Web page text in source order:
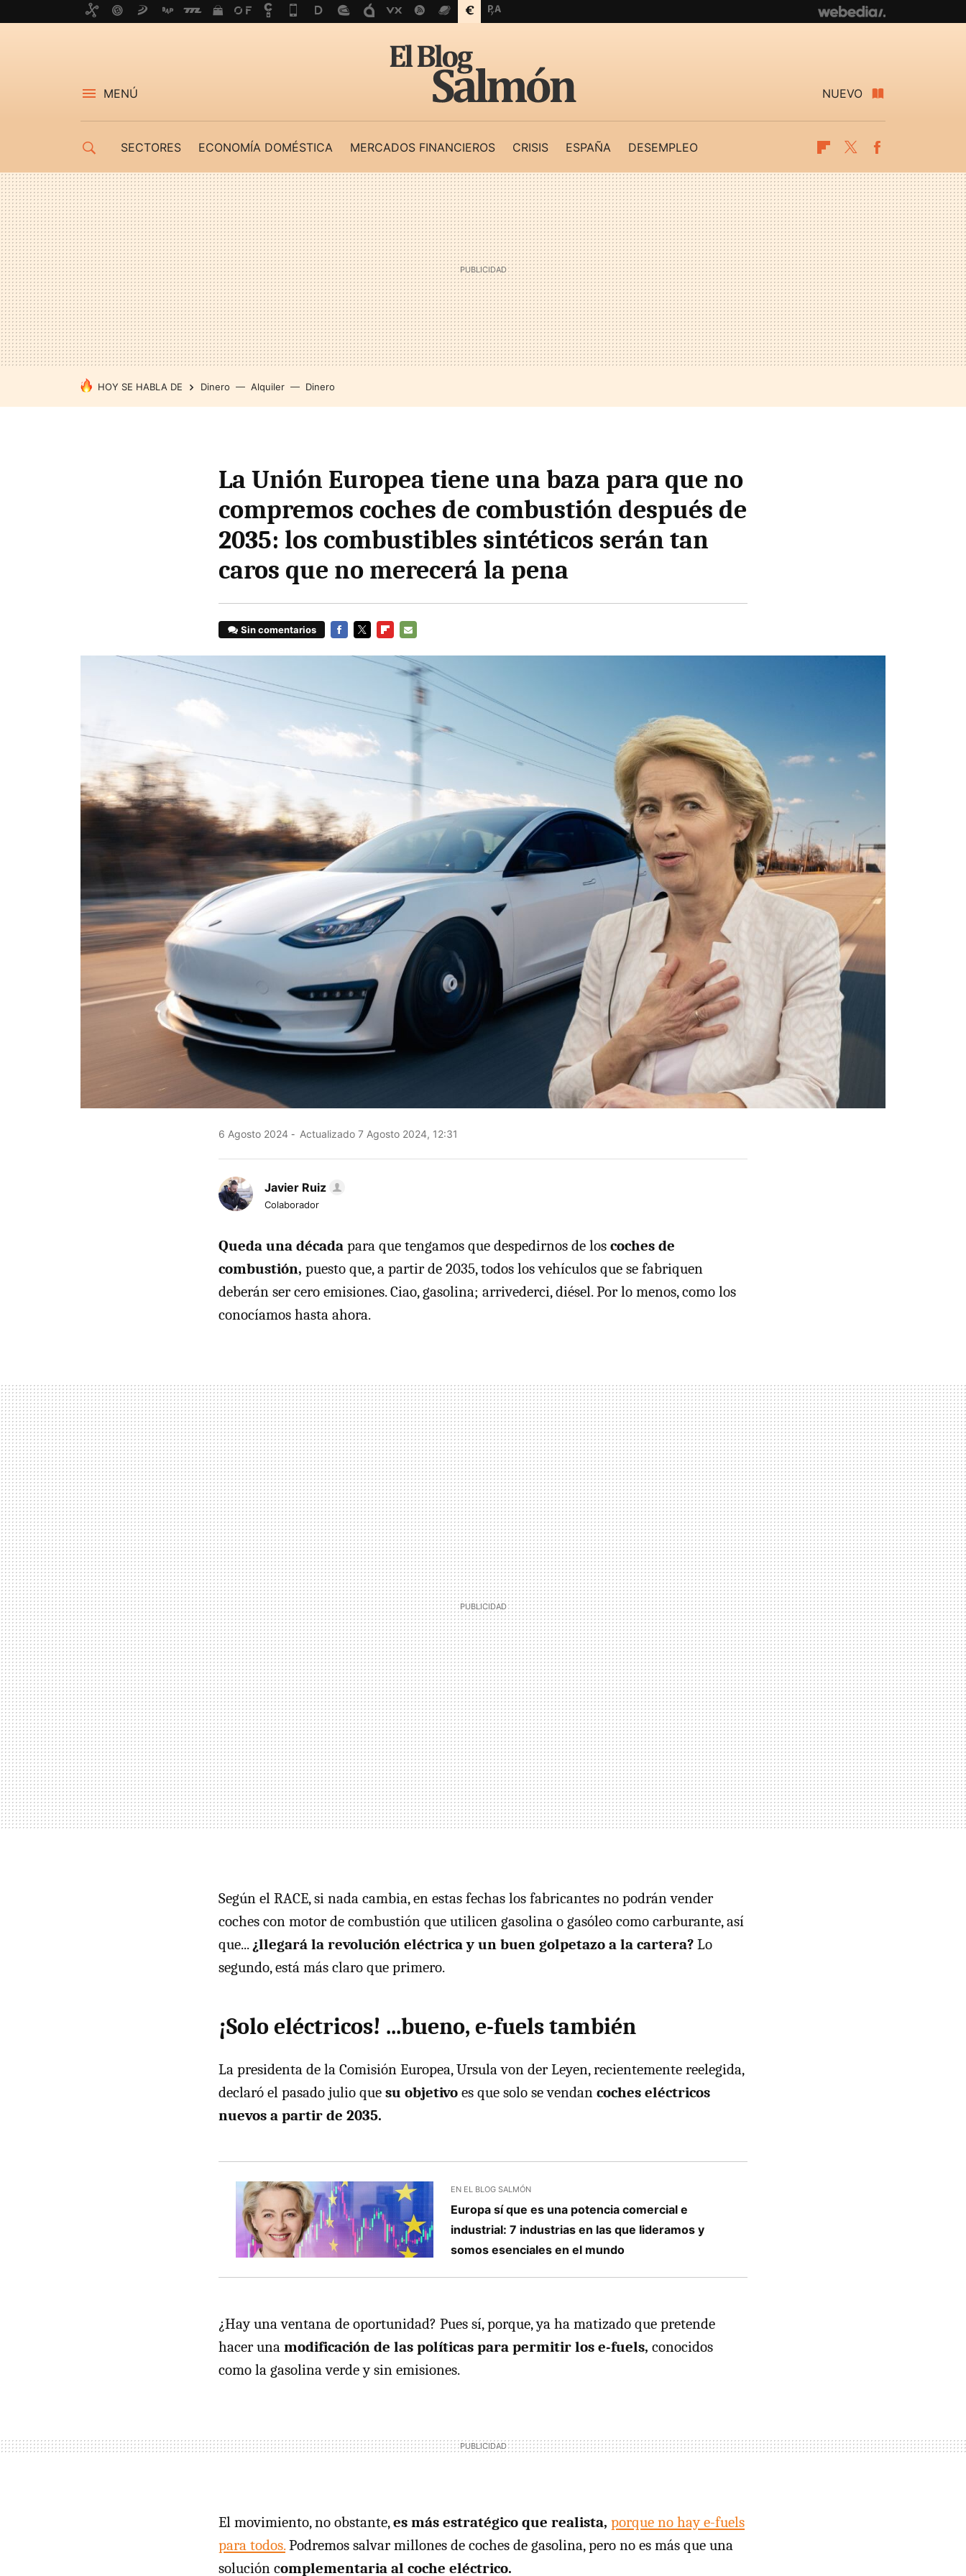
MENÚ NUEVO
SECTORES ECONOMÍA DOMÉSTICA MERCADOS FINANCIEROS CRISIS ESPAÑA DESEMPLEO Flipboard
Twitter
HOY SE HABLA DE Dinero Alquiler Dinero
La Unión Europea tiene una baza para que no
compremos coches de combustión después de
2035: los combustibles sintéticos serán tan
caros que no merecerá la pena
Sin comentarios
MAIL
6 Agosto 2024 Actualizado 7 Agosto 2024, 12:31
Javier Ruiz
Colaborador
Queda una década para que tengamos que despedirnos de los coches de
combustión, puesto que, a partir de 2035, todos los vehículos que se fabriquen
deberán ser cero emisiones. Ciao, gasolina; arrivederci, diésel. Por lo menos, como los
conocíamos hasta ahora.
Según el RACE, si nada cambia, en estas fechas los fabricantes no podrán vender
coches con motor de combustión que utilicen gasolina o gasóleo como carburante, así
que... ¿llegará la revolución eléctrica y un buen golpetazo a la cartera? Lo
segundo, está más claro que primero.
¡Solo eléctricos! ...bueno, e-fuels también
La presidenta de la Comisión Europea, Ursula von der Leyen, recientemente reelegida,
declaró el pasado julio que su objetivo es que solo se vendan coches eléctricos
nuevos a partir de 2035.
EN EL BLOG SALMÓN
Europa sí que es una potencia comercial e
industrial: 7 industrias en las que lideramos y
somos esenciales en el mundo
¿Hay una ventana de oportunidad? Pues sí, porque, ya ha matizado que pretende
hacer una modificación de las políticas para permitir los e-fuels, conocidos
como la gasolina verde y sin emisiones.
El movimiento, no obstante,es más estratégico que realista, porque no hay e-fuels
para todos.Podremos salvar millones de coches de gasolina, pero no es más que una
solución complementaria al coche eléctrico.